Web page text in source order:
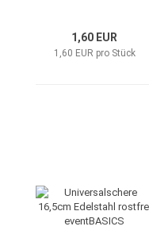
1,60 EUR
1,60 EUR pro Stück